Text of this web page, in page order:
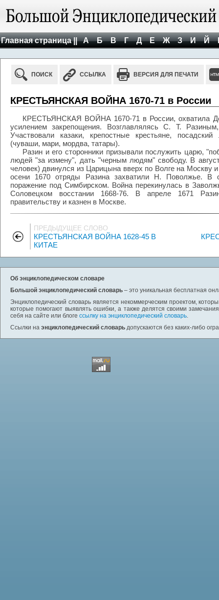
Главная страница || А Б В Г Д Е Ж З И Й
ПОИСК ССЫЛКА ВЕРСИЯ ДЛЯ ПЕЧАТИ
КРЕСТЬЯНСКАЯ ВОЙНА 1670-71 в России
КРЕСТЬЯНСКАЯ ВОЙНА 1670-71 в России, охватила
усилением закрепощения. Возглавлялясь С. Т.
Участвовали казаки, крепостные крестьяне,
(чуваши, мари, мордва, татары).
Разин и его сторонники призывали послужить царю,
людей "за измену", дать "черным людям" свободу. В
человек) двинулся из Царицына вверх по Волге на Москву
осени 1670 отряды Разина захватили Н. Поволжье. В
поражение под Симбирском. Война перекинулась в
Соловецком восстании 1668-76. В апреле 1671
правительству и казнен в Москве.
ПРЕДЫДУЩЕЕ СЛОВО
КРЕСТЬЯНСКАЯ ВОЙНА 1628-45 В
КИТАЕ
Об энциклопедическом словаре
Большой энциклопедический словарь – это уникальная бесплатная
Энциклопедический словарь является некоммерческим проектом,
которые помогают выявлять ошибки, а также делятся своими
себя на сайте или блоге ссылку на энциклопедический словарь.
Ссылки на энциклопедический словарь допускаются без каких-либо